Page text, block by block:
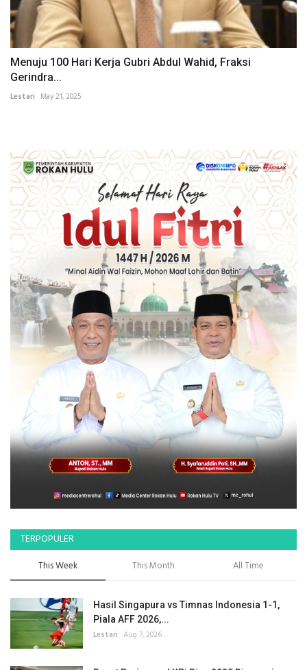
Menuju 100 Hari Kerja Gubri Abdul Wahid, Fraksi
Gerindra...
Lestari May 21, 2025
TERPOPULER
This Week This Month All Time
Hasil Singapura vs Timnas Indonesia 1-1,
Piala AFF 2026,...
Lestari Aug 7, 2026